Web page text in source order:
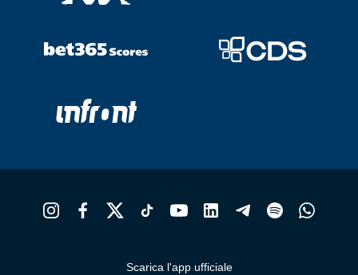
Scarica l'app ufficiale